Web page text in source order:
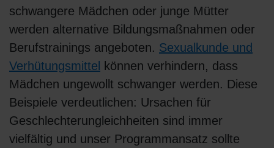
schwangere Mädchen oder junge Mütter
werden alternative Bildungsmaßnahmen oder
Berufstrainings angeboten. Sexualkunde und
Verhütungsmittel
können verhindern, dass
Mädchen ungewollt schwanger werden. Diese
Beispiele verdeutlichen: Ursachen für
Geschlechterungleichheiten sind immer
vielfältig und unser Programmansatz sollte